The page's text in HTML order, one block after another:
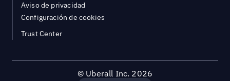
Aviso de privacidad
Configuración de cookies
Trust Center
© Uberall Inc. 2026